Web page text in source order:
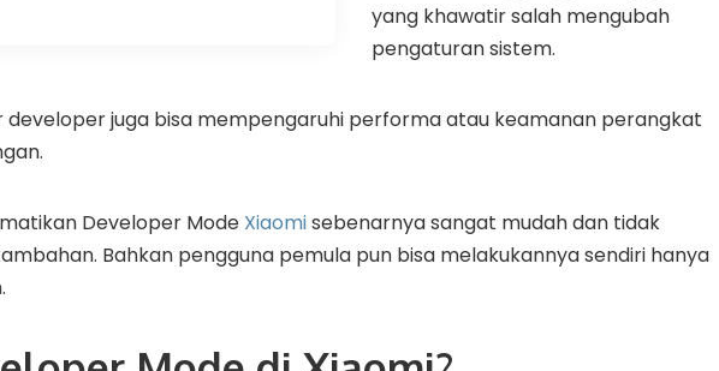
yang khawatir salah mengubah
pengaturan sistem.
developer juga bisa mempengaruhi performa atau keamanan perangkat
Developer Mode Xiaomisebenarnya sangat mudah dan tidak
Bahkan pengguna pemula pun bisa melakukannya sendiri hanya